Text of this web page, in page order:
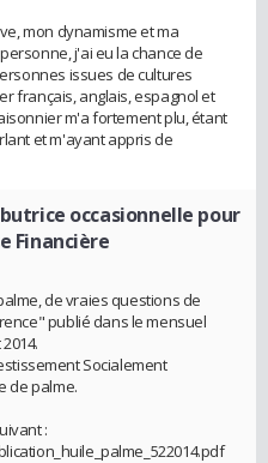
mon dynamisme et ma
j'ai eu la chance de
issues de cultures
français, anglais, espagnol et
m'a fortement plu, étant
et m'ayant appris de
occasionnelle pour
Financière
de vraies questions de
publié dans le mensuel
Socialement
de palme.
: